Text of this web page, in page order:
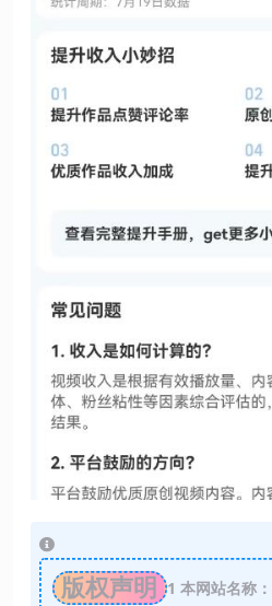
版权声明 1 本网站名称：